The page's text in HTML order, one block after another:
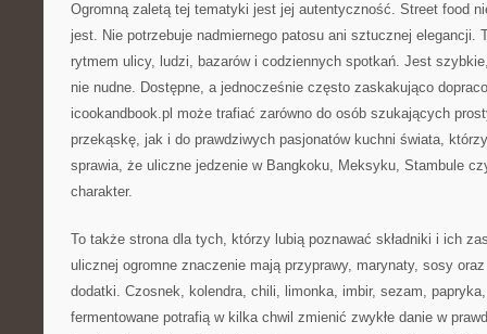
Ogromną zaletą tej tematyki jest jej autentyczność. Street food
jest. Nie potrzebuje nadmiernego patosu ani sztucznej elegancji.
rytmem ulicy, ludzi, bazarów i codziennych spotkań. Jest
nie nudne. Dostępne, a jednocześnie często zaskakująco
icookandbook.pl może trafiać zarówno do osób szukających
przekąskę, jak i do prawdziwych pasjonatów kuchni świata,
sprawia, że uliczne jedzenie w Bangkoku, Meksyku, Stambule
charakter.
To także strona dla tych, którzy lubią poznawać składniki i ich
ulicznej ogromne znaczenie mają przyprawy, marynaty, sosy
dodatki. Czosnek, kolendra, chili, limonka, imbir, sezam,
fermentowane potrafią w kilka chwil zmienić zwykłe danie w